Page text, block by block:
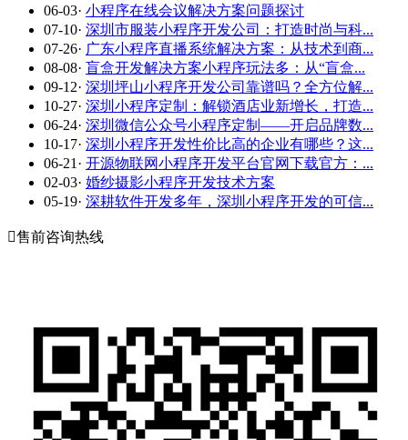
06-03· 小程序在线会议解决方案问题探讨
07-10· 深圳市服装小程序开发公司：打造时尚与科...
07-26· 广东小程序直播系统解决方案：从技术到商...
08-08· 盲盒开发解决方案小程序玩法多：从“盲盒...
09-12· 深圳坪山小程序开发公司靠谱吗？全方位解...
10-27· 深圳小程序定制：解锁酒店业新增长，打造...
06-24· 深圳微信公众号小程序定制——开启品牌数...
10-17· 深圳小程序开发性价比高的企业有哪些？这...
06-21 · 开源物联网小程序开发平台官网下载官方：...
02-03· 婚纱摄影小程序开发技术方案
05-19· 深耕软件开发多年，深圳小程序开发的可信...
售前咨询热线